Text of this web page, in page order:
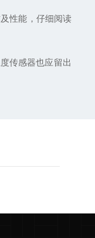
性能，仔细阅读
传感器也应留出